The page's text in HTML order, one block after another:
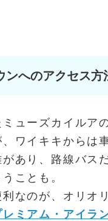
ンへのアクセス方
ューズカイルア
ワイキキからは
あり、路線バス
ことも。
なのが、オリオ
レミアム・アイラ